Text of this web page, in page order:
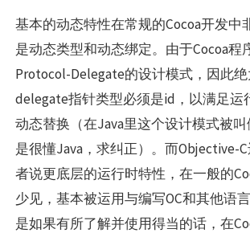
基本的动态特性在常规的Cocoa开发中
是动态类型和动态绑定。由于Cocoa程
Protocol-Delegate的设计模式，因此
delegate指针类型必须是id，以满足运
动态替换（在Java里这个设计模式被
是很懂Java，求纠正）。而Objective-
者说更底层的运行时特性，在一般的
少见，基本被运用与编写OC和其他语
是如果有所了解并使用得当的话，在